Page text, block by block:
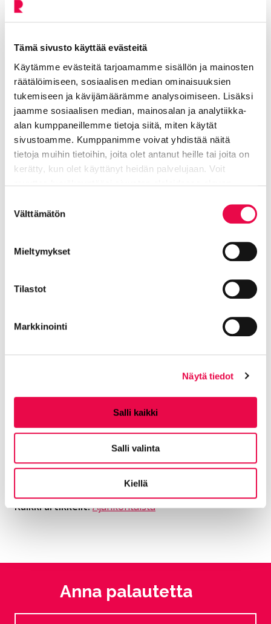
Tämä sivusto käyttää evästeitä
Käytämme evästeitä tarjoamamme sisällön ja mainosten
räätälöimiseen, sosiaalisen median ominaisuuksien
tukemiseen ja kävijämäärämme analysoimiseen. Lisäksi
jaamme sosiaalisen median, mainosalan ja analytiikka-
alan kumppaneillemme tietoja siitä, miten käytät
sivustoamme. Kumppanimme voivat yhdistää näitä
tietoja muihin tietoihin, joita olet antanut heille tai joita on
kerätty, kun olet käyttänyt heidän palvelujaan. Voit
valinta
Välttämätön
Mieltymykset
Tilastot
Markkinointi
Näytä tiedot
Salli kaikki
Salli valinta
Kiellä
Museonjohtaja, Suomen lasimuseo
Elinvoiman toimiala
040 330 4100
Hanna.Mamia-Walther@riihimaki.fi
Hallinto- ja konserni -toimiala
050 344 3747
Jaa WhasAppissa
Kategorioiden arkisto:Tiedotteet
Koe ja näe ,Elä ja voi hyvin
Avainsanat:Kirjasto,Kansalaisopisto,Koulut,
Museot,
Kaikki artikkelit:Ajankohtaista
Anna palautetta